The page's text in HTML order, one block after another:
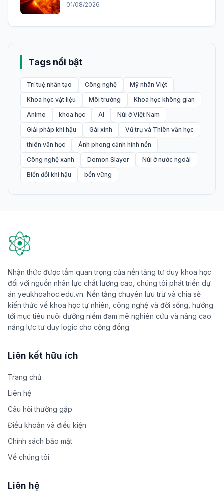
01/08/2026
Tags nổi bật
Trí tuệ nhân tạo Công nghệ
Mỹ nhân Việt
Khoa học vật liệu
Môi trường
Khoa học không gian
Anime
khoa học AI
Núi ở Việt Nam
Giải pháp khí hậu
Gái xinh
Vũ trụ và Thiên văn học
thiên văn học
Ảnh phong cảnh hình nền
Công nghệ xanh
Demon Slayer
Núi ở nước ngoài
Biến đổi khí hậu
bền vững
Nhận thức được tầm quan trọng của nền tảng tư duy khoa học
đối với nguồn nhân lực chất lượng cao, chúng tôi phát triển dự
án yeukhoahoc.edu.vn. Nền tảng chuyên lưu trữ và chia sẻ
kiến thức về khoa học tự nhiên, công nghệ và đời sống, hướng
tới mục tiêu nuôi dưỡng niềm đam mê nghiên cứu và nâng cao
năng lực tư duy logic cho cộng đồng.
Liên kết hữu ích
Trang chủ
Liên hệ
Câu hỏi thường gặp
Điều khoản và điều kiện
Chính sách bảo mật
Về chúng tôi
Liên hệ